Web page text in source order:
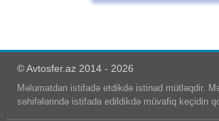
© Avtosfer.az 2014 - 2026
Məlumatdan istifadə etdikdə istinad mütləqdir.
səhifələrində istifadə edildikdə müvafiq keçidin